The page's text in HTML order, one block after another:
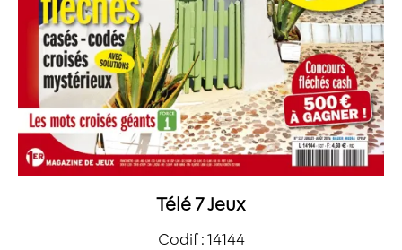
Télé 7 Jeux
Codif : 14144